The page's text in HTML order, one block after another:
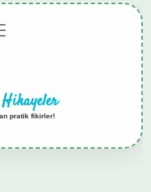
pratik fikirler!